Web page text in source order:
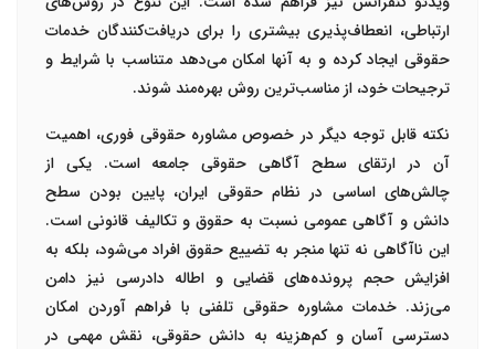
ارتباطی، انعطاف‌پذیری بیشتری را برای دریافت‌کنندگان خدمات
حقوقی ایجاد کرده و به آنها امکان می‌دهد متناسب با شرایط و
ترجیحات خود، از مناسب‌ترین روش بهره‌مند شوند.
نکته قابل توجه دیگر در خصوص مشاوره حقوقی فوری، اهمیت
آن در ارتقای سطح آگاهی حقوقی جامعه است. یکی از
چالش‌های اساسی در نظام حقوقی ایران، پایین بودن سطح
دانش و آگاهی عمومی نسبت به حقوق و تکالیف قانونی است.
این ناآگاهی نه تنها منجر به تضییع حقوق افراد می‌شود، بلکه به
افزایش حجم پرونده‌های قضایی و اطاله دادرسی نیز دامن
می‌زند. خدمات مشاوره حقوقی تلفنی با فراهم آوردن امکان
دسترسی آسان و کم‌هزینه به دانش حقوقی، نقش مهمی در